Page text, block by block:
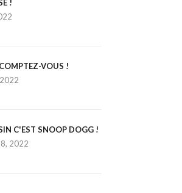
!
VOUS !
C'EST SNOOP DOGG !
2022